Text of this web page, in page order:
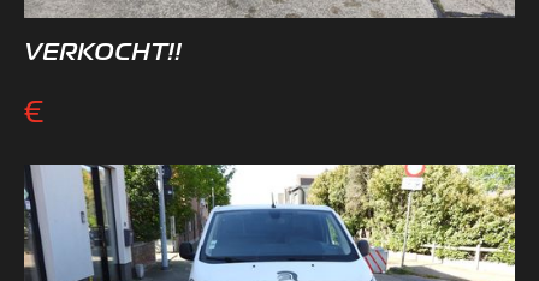
VERKOCHT!!
€